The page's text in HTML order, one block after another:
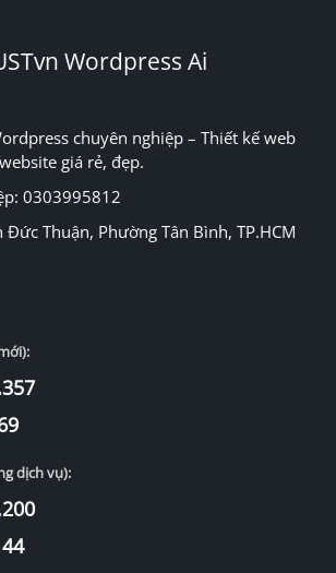
Wordpress Ai
chuyên nghiệp – Thiết kế web
giá rẻ, đẹp.
0303995812
Thuận, Phường Tân Bình, TP.HCM
dịch vụ):